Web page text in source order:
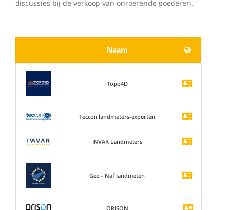
discussies bij de verkoop van onroerende goederen.
Naam
Topo4D
Teccon landmeters-experten
INVAR Landmeters
Geo - Naf landmeten
ORISON